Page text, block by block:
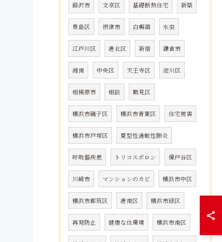
藤沢市 文京区 基礎断熱住宅 新築
豊島区 摂津市 白癬菌 水虫
江戸川区 港北区 新宿 鎌倉市
湘南 中央区 天王寺区 淀川区
相模原市 相談 鶴見区
横浜市磯子区 横浜市青葉区 住宅被害
横浜市戸塚区 夏型性過敏性肺炎
呼吸器疾患 トリコスポロン 保戸谷区
川崎市 マンションのカビ 横浜市中区
横浜市都筑区 港南区 横浜市緑区
再発防止 健康な住環境 横浜市南区